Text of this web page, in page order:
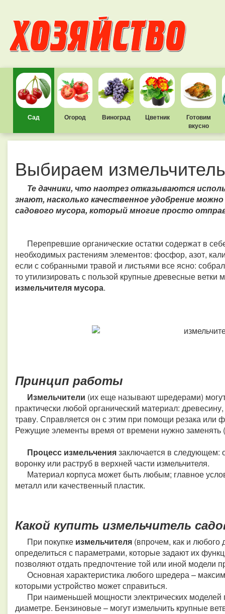
Сад Огород Виноград Цветник
Готовим
вкусно
Выбираем
Те дачники, что наотрез отказываются
знают, насколько качественное удобрение
садового мусора, который многие просто
Перепревшие органические остатки содержат в
необходимых растениям элементов: фосфор, азот,
если с собранными травой и листьями все ясно:
то утилизировать с пользой крупные древесные ветки
измельчителя мусора.
Принцип работы
Измельчители (их еще называют шредерами)
практически любой органический материал:
траву. Справляется он с этим при помощи резака или
Режущие элементы время от времени нужно заменять
Процесс измельчениязаключается в следующем:
воронку или раструб в верхней части измельчителя.
Материал корпуса может быть любым; главное
металл или качественный пластик.
Какой купить измельчитель
При покупке измельчителя (впрочем, как и любого
определиться с параметрами, которые задают их
позволяют отдать предпочтение той или иной модели
Основная характеристика любого шредера –
которыми устройство может справиться.
При наименьшей мощности электрических моделей
диаметре. Бензиновые – могут измельчить крупные